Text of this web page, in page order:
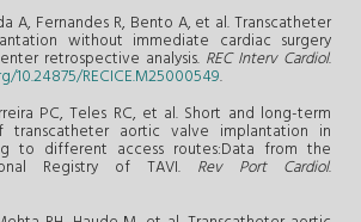
A, Fernandes R, Bento A, et al. Transcatheter
without immediate cardiac surgery
retrospective analysis. REC Interv Cardiol.
10.24875/RECICE.M25000549.
PC, Teles RC, et al. Short and long-term
transcatheter aortic valve implantation in
to different access routes:Data from the
Registry of TAVI. Rev Port Cardiol.